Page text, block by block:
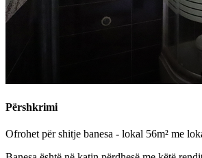
Përshkrimi
Ofrohet për shitje banesa - lokal 56m² me